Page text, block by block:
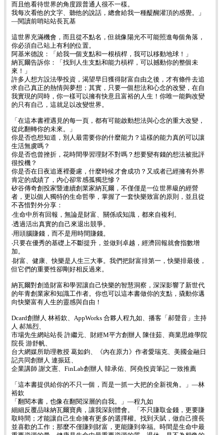
而且他看待世界的角度跟普通人很不一樣。
我每次看他的文字、聽他的說話，總會給我一種醍醐灌頂的感覺。」
—閱讀前哨站站長瓦基
這世界充滿機會，而且從不點名，但就像陽光不可能照進每個角落，
你必須自己站上有利的位置。
阿基米德說：「給我一個支點和一根槓桿，我可以移動地球！」
納瓦爾告訴你：「找到人生支點和能力槓桿，可以撼動你的整個未
來！」
許多人想方設法學投資，渴望早日獲得財富自由之後，才有條件去追
求自己真正的熱情與夢想；其實，只要一個想法和心念的改變，在自
我實現的同時，你一樣可以擁有快意且富裕的人生！你唯一能夠改變
的只有自己，這就足以改變世界。
「在這本書裡遇見的每一頁，都有可能啟動想法與心念的重大改變，
從此翻轉你的未來。」
你是否也想知道，別人最需要你的什麼能力？這樣的能力真的可以讓
生活無虞嗎？
你是否也曾挫折，花時間學習理財不對嗎？想要變有錢的想法被批評
很投機？
你是否在日夜追逐裡憂慮，什麼時候才會成功？又或者已經擁有外界
肯定的成績了，內心卻常感孤獨悲慘？
矽谷傳奇創投家暨連續創業家納瓦爾，不僅僅是一位世界級的經營
者，更以個人獨特的生命哲學，掌握了一套快樂致富的原則，並且從
不吝惜對外分享：
‧生命中所有回報，無論是財富、關係或知識，都來自複利。
‧透過活出真實的自己來退出競爭。
‧用頭腦賺錢，而不是用時間賺錢。
‧只要在優秀的基礎上不斷提升，並做到卓越，經濟回報就會指數增
加。
‧財富、健康、快樂是人生三大事。我們把財富排第一，快樂排最後，
但它們的重要性卻剛好相反過來。
納瓦爾對創造財富和學習讓自己快樂的智慧洞察，深深影響了新世代
的年青創業家和知識工作者。你也可以這本書做你的支點，撬動你邁
向快樂富有人生的靈感與自由！
Dcard創辦人 林裕欽、AppWorks 合夥人程九如、播客「郝聲音」主持
人 郝旭烈、
市場先生網站站長 許繼元、財經M平方創辦人 陳佳茹、商業思維學院
院長 游舒帆、
台大網媒所助理教授 葛如鈞、《內在原力》作者愛瑞克、美國金融日
記共同創辦人 連振廷、
企業講師 謝文憲、FinLab創辦人 韓承佑、阿堯投資筆記 一致推薦
「這本書提供給你的不只一個，而是一抓一大把的全新視角。」—林
裕欽
「翻閱本書，也像在翻閱深層的自我。」—程九如
細細反覆品味納瓦爾寶典，讓我深刻體會。「不只賺取金錢，更要賺
取時間；才能讓自己生命擁有更多的選擇權。找到天賦，做自己擅長
並喜歡的工作；那麼不僅賺到財富，更能賺到幸福。時間是生命中最